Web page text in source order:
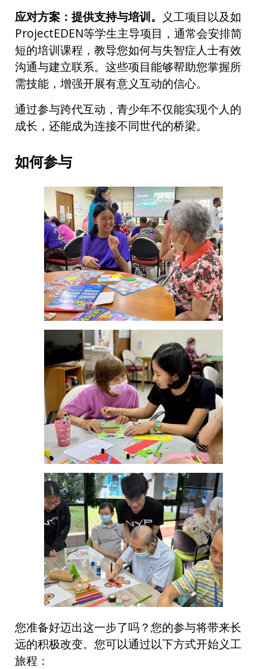
应对方案：提供支持与培训。 义工项目以及如
ProjectEDEN等学生主导项目，通常会安排简
短的培训课程，教导您如何与失智症人士有效
沟通与建立联系。这些项目能够帮助您掌握所
需技能，增强开展有意义互动的信心。
通过参与跨代互动，青少年不仅能实现个人的
成长，还能成为连接不同世代的桥梁。
如何参与
您准备好迈出这一步了吗？您的参与将带来长
远的积极改变。您可以通过以下方式开始义工
旅程：